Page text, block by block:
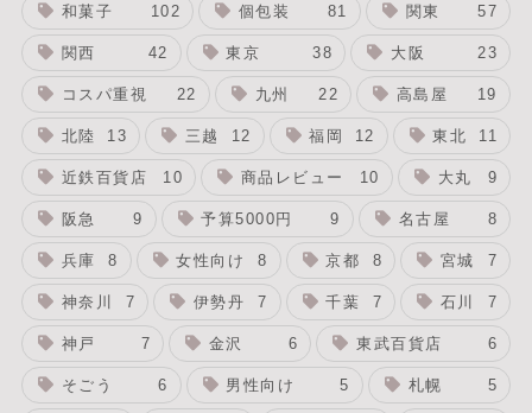
和菓子 102 個包装 81 関東 57
関西 42 東京 38 大阪 23
コスパ重視 22 九州 22 高島屋 19
北陸 13 三越 12 福岡 12 東北 11
近鉄百貨店 10 商品レビュー 10 大丸 9
阪急 9 予算5000円 9 名古屋 8
兵庫 8 女性向け 8 京都 8 宮城 7
神奈川 7 伊勢丹 7 千葉 7 石川 7
神戸 7 金沢 6 東武百貨店 6
そごう 6 男性向け 5 札幌 5